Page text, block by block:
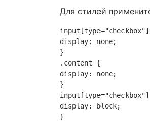
Для стилей
display: none;
}
.content {
display: none;
}
display: block;